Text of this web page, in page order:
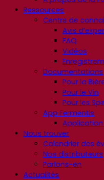
Ressources
Centre de
Avis
FAQ
Vidéos
Documentations
Pour la
Pour le Vin
Pour les
App Fermentis
Nous trouver
Calendrier des
Nos distributeurs
Parlons-en
Actualités